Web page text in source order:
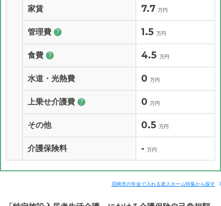
家賃 7.7 万円
管理費 ? 1.5 万円
食費 ? 4.5 万円
水道・光熱費 0 万円
上乗せ介護費 ? 0 万円
その他 0.5 万円
介護保険料 - 万円
尼崎市の年金で入れる老人ホーム特集から探す